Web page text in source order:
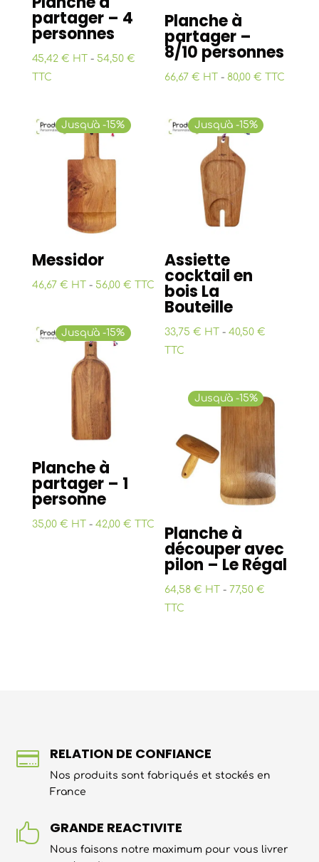
partager – 4
personnes
45,42 € HT - 54,50 €
TTC
Planche à
partager –
8/10 personnes
66,67 € HT - 80,00 € TTC
Jusqu'à -15%
Messidor
46,67 € HT - 56,00 € TTC
Jusqu'à -15%
Assiette
cocktail en
bois La
Bouteille
33,75 € HT -40,50 €
TTC
Jusqu'à -15%
Planche à
partager – 1
personne
35,00 € HT - 42,00 € TTC
Jusqu'à -15%
Planche à
découper avec
pilon – Le Régal
64,58 € HT - 77,50 €
TTC
 RELATION DE CONFIANCE
Nos produits sont fabriqués et stockés en
France
 GRANDE REACTIVITE
Nous faisons notre maximum pour vous livrer